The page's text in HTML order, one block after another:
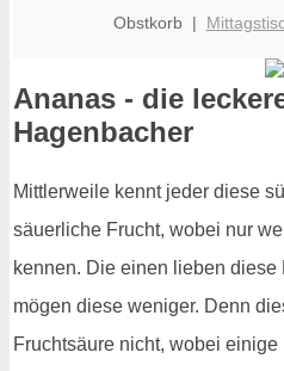
Obstkorb |
Ananas - die
Hagenbacher
Mittlerweile kennt jeder diese
säuerliche Frucht, wobei nur
kennen. Die einen lieben
mögen diese weniger. Denn
Fruchtsäure nicht, wobei